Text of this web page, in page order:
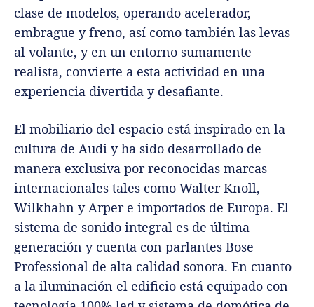
clase de modelos, operando acelerador,
embrague y freno, así como también las levas
al volante, y en un entorno sumamente
realista, convierte a esta actividad en una
experiencia divertida y desafiante.
El mobiliario del espacio está inspirado en la
cultura de Audi y ha sido desarrollado de
manera exclusiva por reconocidas marcas
internacionales tales como Walter Knoll,
Wilkhahn y Arper e importados de Europa. El
sistema de sonido integral es de última
generación y cuenta con parlantes Bose
Professional de alta calidad sonora. En cuanto
a la iluminación el edificio está equipado con